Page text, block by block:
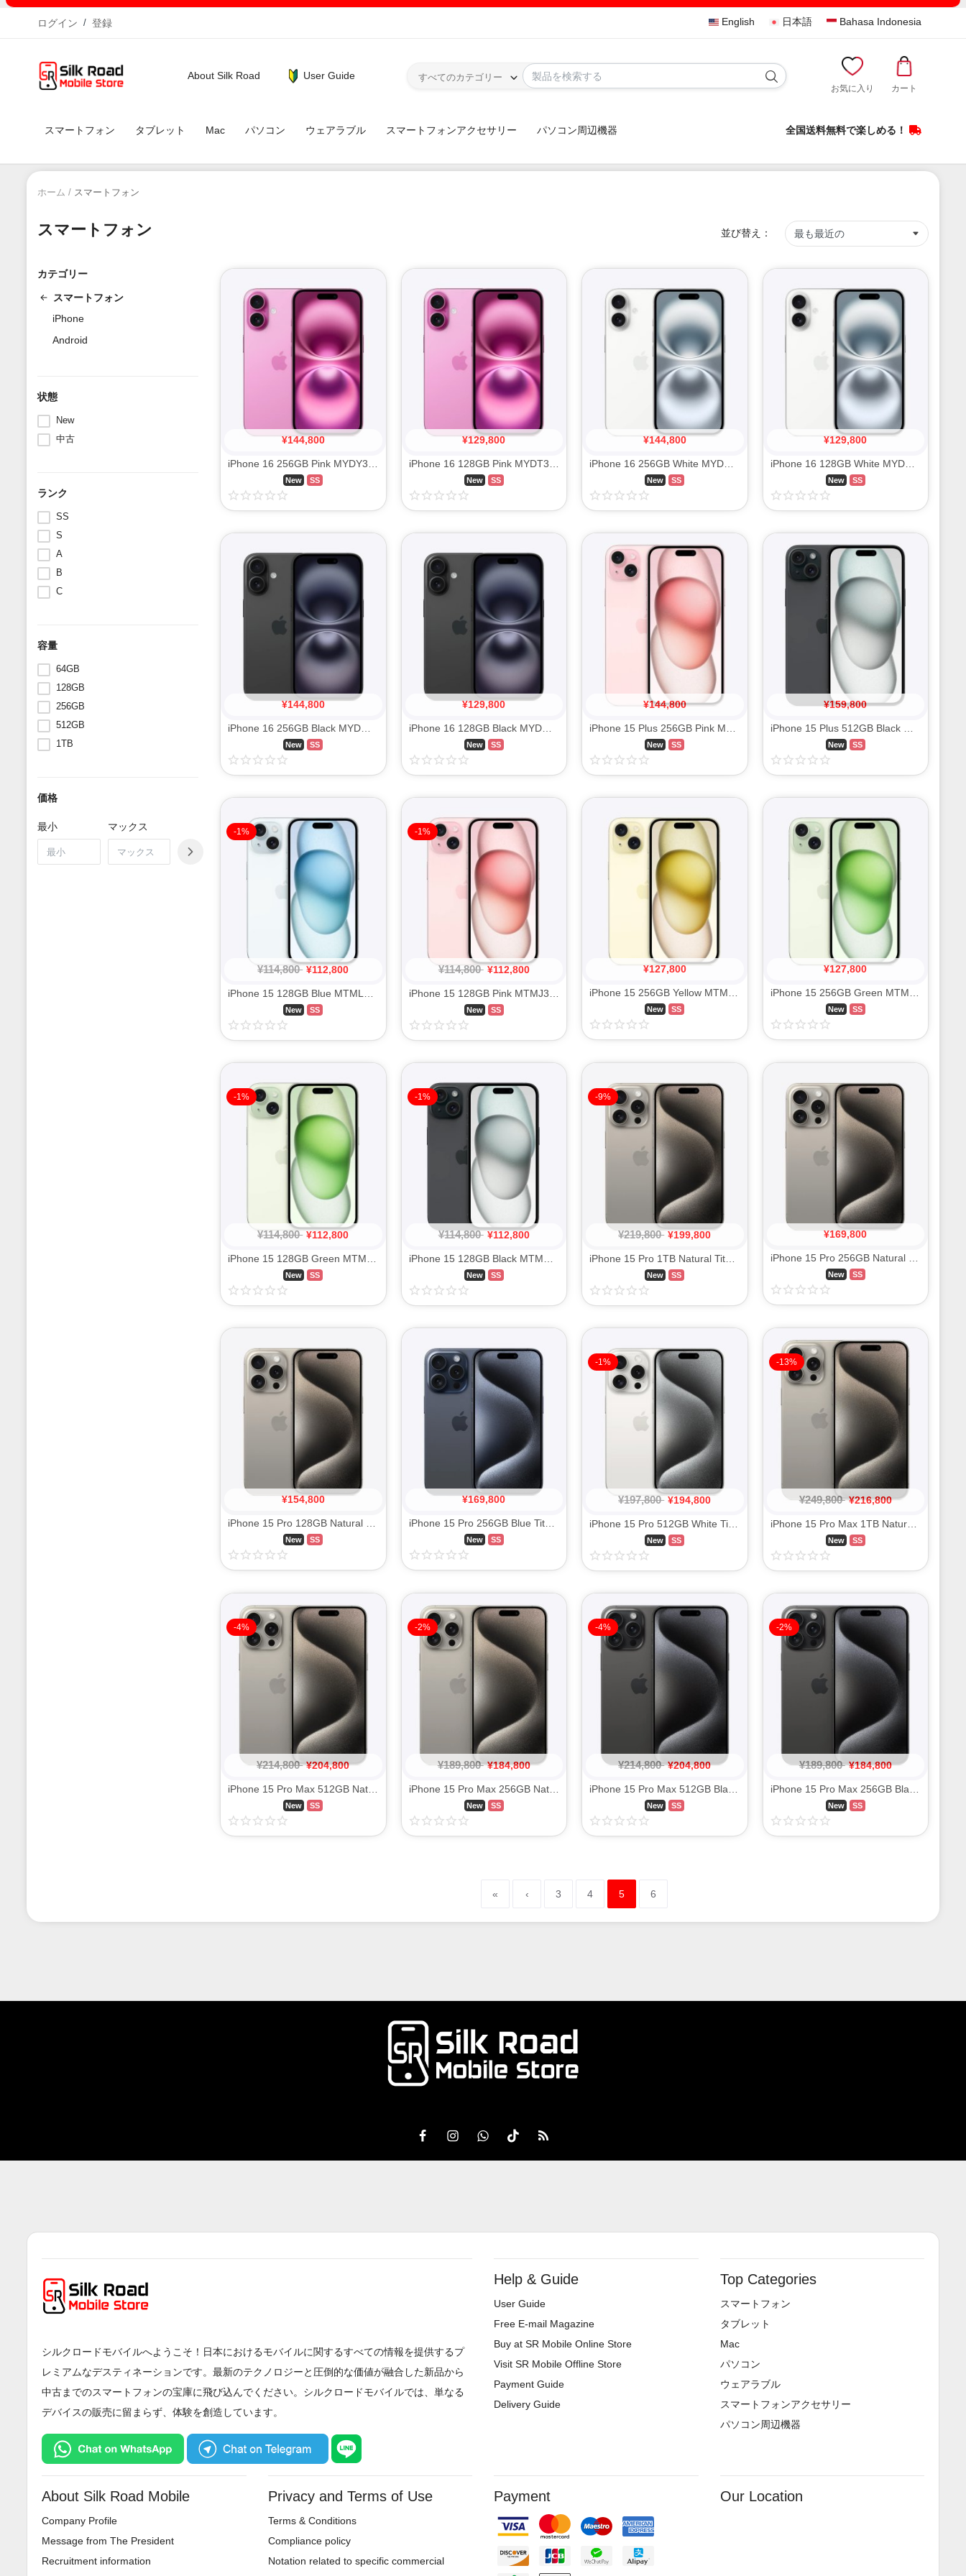
ログイン / 登録 English 日本語 Bahasa Indonesia
About Silk Road User Guide すべてのカテゴリー
お気に入り カート
スマートフォン タブレット Mac パソコン ウェアラブル スマートフォンアクセサリー パソコン周辺機器 全国送料無料で楽しめる！
ホーム スマートフォン
スマートフォン 並び替え：
カテゴリー
スマートフォン
iPhone
Android
状態
New
中古
ランク
SS
S
A
B
C
容量
64GB
128GB
256GB
512GB
1TB
価格
最小 マックス
¥144,800
New SS
¥129,800
New SS
¥144,800
New SS
¥129,800
iPhone 16 128GB White MYDR3J/A SIM FREE
New SS
¥144,800
New SS
¥129,800
iPhone 16 128GB Black MYDQ3J/A SIM FREE
New SS
¥144,800
New SS
¥159,800
New SS
-1%
¥114,800 ¥112,800
New SS
-1%
¥114,800 ¥112,800
New SS
¥127,800
New SS
¥127,800
New SS
-1%
¥114,800 ¥112,800
New SS
-1%
¥114,800 ¥112,800
New SS
-9%
¥219,800 ¥199,800
New SS
¥169,800
New SS
¥154,800
New SS
¥169,800
iPhone 15 Pro 256GB Blue Titanium MTUG3J/A SIM FREE
New SS
-1%
¥197,800 ¥194,800
New SS
-13%
¥249,800 ¥216,800
iPhone 15 Pro Max 1TB Natural Titanium MU713J/A SIM FREE
New SS
-4%
¥214,800 ¥204,800
New SS
-2%
¥189,800 ¥184,800
iPhone 15 Pro Max 256GB Natural Titanium MU6R3J/A SIM FREE
New SS
-4%
¥214,800 ¥204,800
New SS
-2%
¥189,800 ¥184,800
New SS
« ‹ 3 4 5 6
シルクロードモバイルへようこそ！日本におけるモバイルに関するすべての情報を提供するプ
レミアムなデスティネーションです。最新のテクノロジーと圧倒的な価値が融合した新品から
中古までのスマートフォンの宝庫に飛び込んでください。シルクロードモバイルでは、単なる
デバイスの販売に留まらず、体験を創造しています。
Help & Guide
User Guide
Free E-mail Magazine
Buy at SR Mobile Online Store
Visit SR Mobile Offline Store
Payment Guide
Delivery Guide
Top Categories
スマートフォン
タブレット
Mac
パソコン
ウェアラブル
スマートフォンアクセサリー
パソコン周辺機器
About Silk Road Mobile
Company Profile
Message from The President
Recruitment information
Privacy and Terms of Use
Terms & Conditions
Compliance policy
Notation related to specific commercial
Payment Our Location